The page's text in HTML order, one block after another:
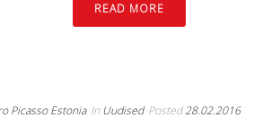
READ MORE
Picasso Estonia In Uudised Posted28.02.2016